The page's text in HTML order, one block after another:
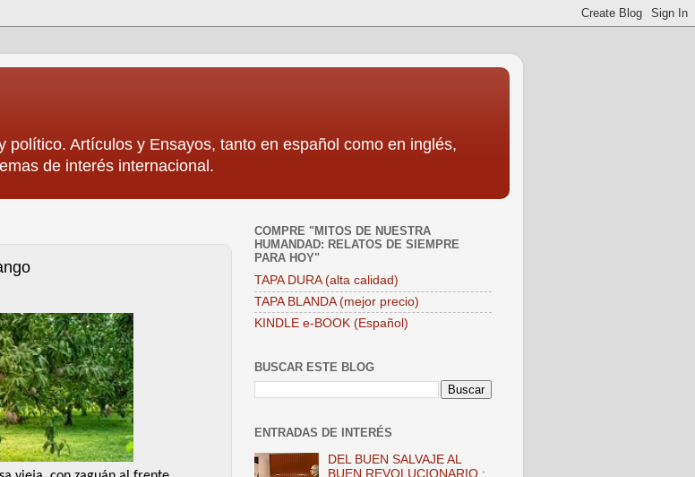
político. Artículos y Ensayos, tanto en español como en inglés,
de interés internacional.
COMPRE "MITOS DE NUESTRA
HUMANDAD: RELATOS DE SIEMPRE
PARA HOY"
TAPA DURA (alta calidad)
TAPA BLANDA (mejor precio)
KINDLE e-BOOK (Español)
BUSCAR ESTE BLOG
ENTRADAS DE INTERÉS
DEL BUEN SALVAJE AL
BUEN REVOLUCIONARIO :